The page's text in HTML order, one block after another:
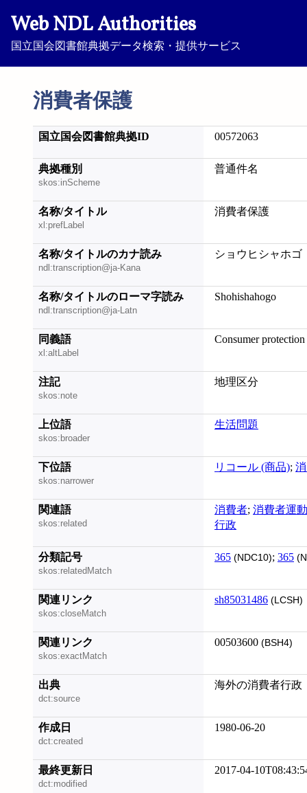
Web NDL Authorities
国立国会図書館典拠データ検索・提供サービス
消費者保護
国立国会図書館典拠ID 00572063
典拠種別
skos:inScheme
普通件名
名称/タイトル
xl:prefLabel
消費者保護
名称/タイトルのカナ読み
ndl:transcription@ja-Kana
ショウヒシャホゴ
名称/タイトルのローマ字読み
ndl:transcription@ja-Latn
Shohishahogo
同義語
xl:altLabel
Consumer protection
注記
skos:note
地理区分
上位語
skos:broader
生活問題
下位語
skos:narrower
リコール (商品);
関連語
skos:related
消費者; 消費者運動
行政
分類記号
skos:relatedMatch
365 (NDC10); 365
関連リンク
skos:closeMatch
sh85031486 (LCSH)
関連リンク
skos:exactMatch
00503600 (BSH4)
出典
dct:source
海外の消費者行政
作成日
dct:created
1980-06-20
最終更新日
dct:modified
2017-04-